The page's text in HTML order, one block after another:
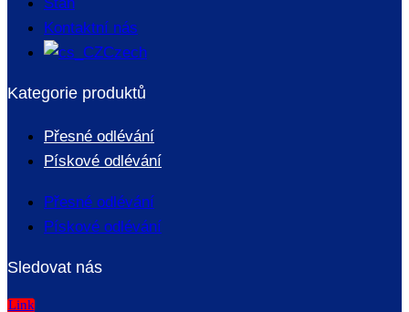
Kontaktní nás
Czech
Kategorie produktů
Přesné odlévání
Pískové odlévání
Přesné odlévání
Pískové odlévání
Sledovat nás
Link